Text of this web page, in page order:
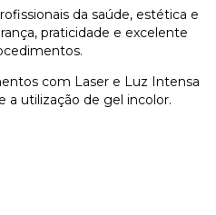
da saúde, estética e
praticidade e excelente
com Laser e Luz Intensa
a utilização de gel incolor.